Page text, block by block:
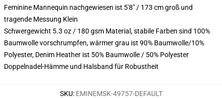
Feminine Mannequin nachgewiesen ist 5'8" / 173 cm groß und
tragende Messung Klein
Schwergewicht 5.3 oz / 180 gsm Material, stabile Farben sind 100%
Baumwolle vorschrumpfen, wärmer grau ist 90% Baumwolle/10%
Polyester, Denim Heather ist 50% Baumwolle / 50% Polyester
Doppelnadel-Hämme und Halsband für Robustheit
SKU: EMINEMSK-49757-DEFAULT